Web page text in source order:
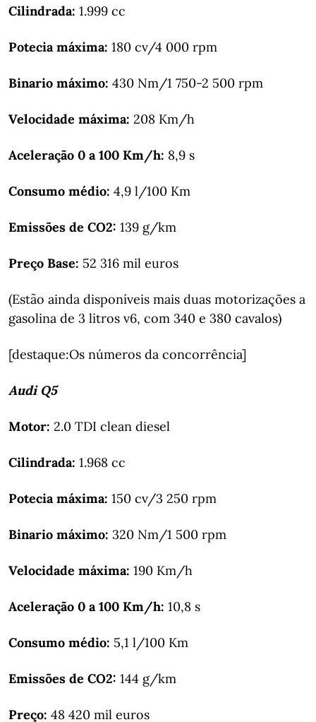
Cilindrada: 1.999 cc
Potecia máxima: 180 cv/4 000 rpm
Binario máximo: 430 Nm/1 750-2 500 rpm
Velocidade máxima: 208 Km/h
Aceleração 0 a 100 Km/h: 8,9 s
Consumo médio: 4,9 l/100 Km
Emissões de CO2: 139 g/km
Preço Base: 52 316 mil euros
(Estão ainda disponíveis mais duas motorizações a
gasolina de 3 litros v6, com 340 e 380 cavalos)
[destaque:Os números da concorrência]
Audi Q5
Motor: 2.0 TDI clean diesel
Cilindrada: 1.968 cc
Potecia máxima: 150 cv/3 250 rpm
Binario máximo: 320 Nm/1 500 rpm
Velocidade máxima: 190 Km/h
Aceleração 0 a 100 Km/h: 10,8 s
Consumo médio: 5,1 l/100 Km
Emissões de CO2: 144 g/km
Preço: 48 420 mil euros